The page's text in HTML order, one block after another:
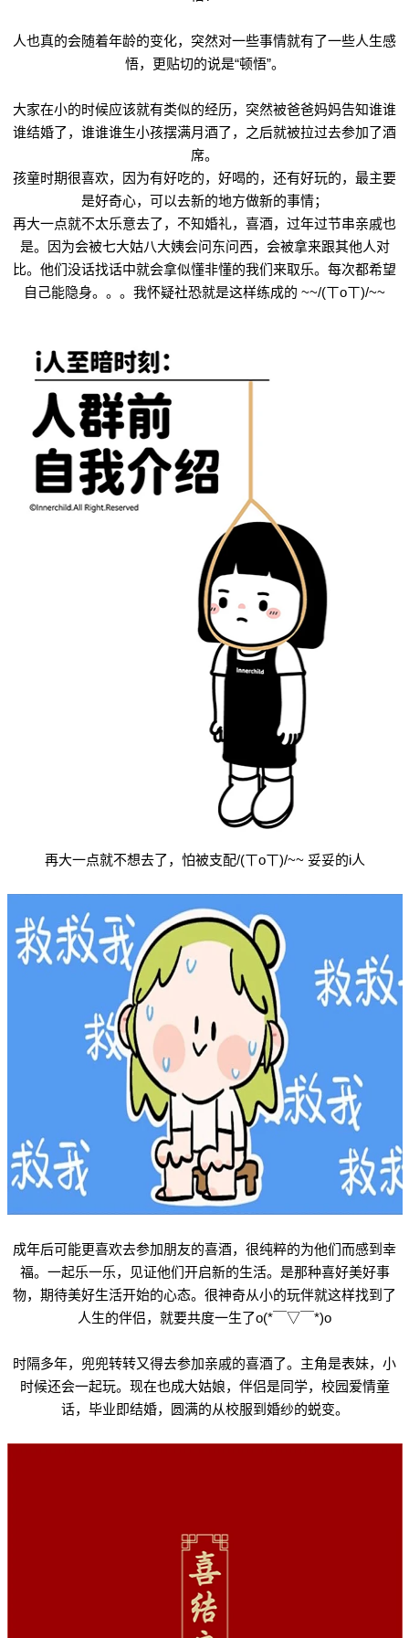
人也真的会随着年龄的变化，突然对一些事情就有了一些人生感
悟，更贴切的说是“顿悟”。
大家在小的时候应该就有类似的经历，突然被爸爸妈妈告知谁谁
谁结婚了，谁谁谁生小孩摆满月酒了，之后就被拉过去参加了酒
席。
孩童时期很喜欢，因为有好吃的，好喝的，还有好玩的，最主要
是好奇心，可以去新的地方做新的事情；
再大一点就不太乐意去了，不知婚礼，喜酒，过年过节串亲戚也
是。因为会被七大姑八大姨会问东问西，会被拿来跟其他人对
比。他们没话找话中就会拿似懂非懂的我们来取乐。每次都希望
自己能隐身。。。我怀疑社恐就是这样练成的 ~~/(ㄒoㄒ)/~~
再大一点就不想去了，怕被支配/(ㄒoㄒ)/~~ 妥妥的i人
成年后可能更喜欢去参加朋友的喜酒，很纯粹的为他们而感到幸
福。一起乐一乐，见证他们开启新的生活。是那种喜好美好事
物，期待美好生活开始的心态。很神奇从小的玩伴就这样找到了
人生的伴侣，就要共度一生了o(*￣▽￣*)o
时隔多年，兜兜转转又得去参加亲戚的喜酒了。主角是表妹，小
时候还会一起玩。现在也成大姑娘，伴侣是同学，校园爱情童
话，毕业即结婚，圆满的从校服到婚纱的蜕变。